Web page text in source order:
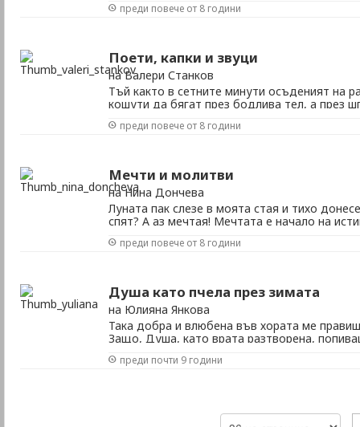
ми пречистена. Снежинка с приказни крила
преди повече от 8 години
Поети, капки и звуци
на Валери Станков
Тъй както в сетните минути осъденият на
кошути да бягат през бодлива тел, а през
Бог, тъй както във приют за луди – не
преди повече от 8 години
Мечти и молитви
на Нина Дончева
Луната пак слезе в моята стая и тихо
спят? А аз мечтая! Мечтата е начало на
при мен е и луната не искам да сънувам, не
преди повече от 8 години
Душа като пчела през зимата
на Юлияна Янкова
Така добра и влюбена във хората ме
Защо, Душа, като врата разтворена,
ласки зажадняла. Но днес не си ни черна,
преди почти 9 години